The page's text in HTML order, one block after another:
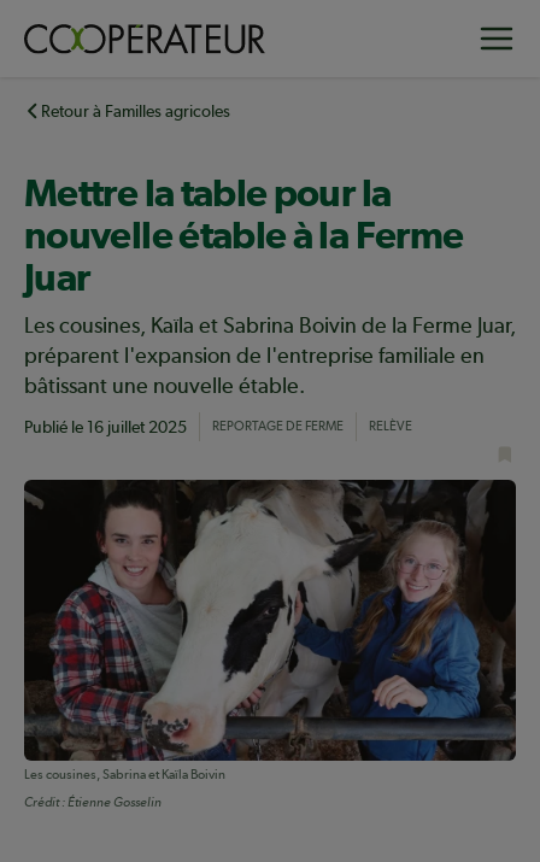
principalRetour à Familles agricoles
Mettre la table pour la
nouvelle étable à la Ferme
Juar
Les cousines, Kaïla et Sabrina Boivin de la Ferme Juar,
préparent l'expansion de l'entreprise familiale en
bâtissant une nouvelle étable.
Publié le 16 juillet 2025 REPORTAGE DE FERME RELÈVE
Les cousines, Sabrina et Kaïla Boivin
Crédit :Étienne Gosselin